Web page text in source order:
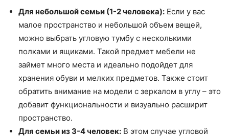
Для небольшой семьи (1-2 человека): Если у вас
малое пространство и небольшой объем вещей,
можно выбрать угловую тумбу с несколькими
полками и ящиками. Такой предмет мебели не
займет много места и идеально подойдет для
хранения обуви и мелких предметов. Также стоит
обратить внимание на модели с зеркалом в углу – это
добавит функциональности и визуально расширит
пространство.
Для семьи из 3-4 человек: В этом случае угловой